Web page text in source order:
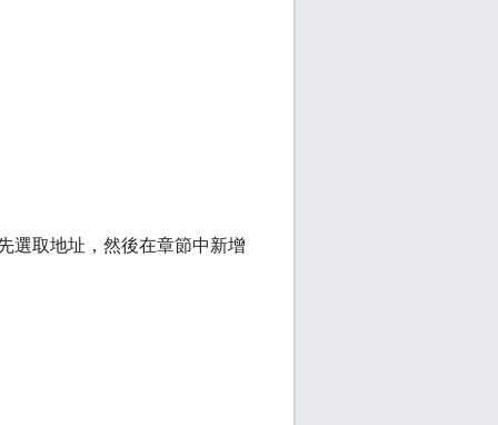
選取地址，然後在章節中新增